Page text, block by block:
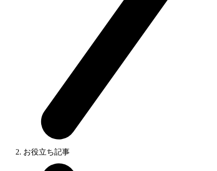
お役立ち記事